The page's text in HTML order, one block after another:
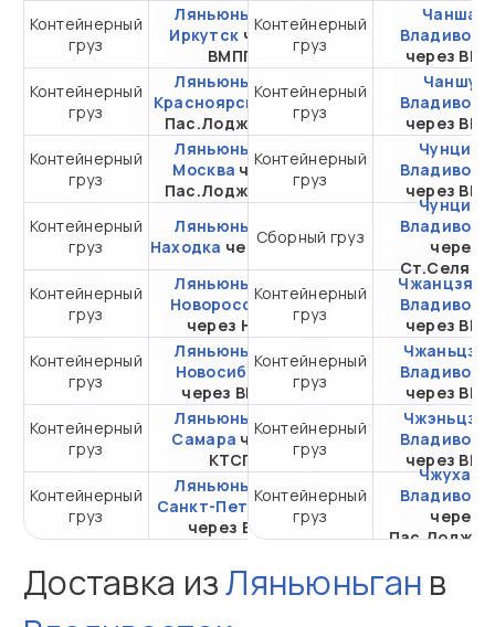
Контейнерный
груз
Ляньюньган -
Иркутск через
ВМПП
от 280 212,50 ₽ за
20DC
Контейнерный
груз
Ляньюньган -
Красноярскчерез
Пас.Лоджистик
от 314 856,88 ₽ за
20DC
Контейнерный
груз
Ляньюньган -
Москва через
Пас.Лоджистик
от 392 439,93 ₽ за
20DC
Контейнерный
груз
Ляньюньган -
Находка через ВСК
от 182 025,88 ₽ за
Контейнерный
груз
Ляньюньган -
Новороссийск
через НЛЭ
от 345 163,30 ₽ за
20DC
Контейнерный
груз
Ляньюньган -
Новосибирск
через ВМКТ
от 328 388,88 ₽ за
20DC
Контейнерный
груз
Ляньюньган -
Самара через
КТСП
от 609 180 ₽ за
20DC
Контейнерный
груз
Ляньюньган -
Санкт-Петербург
через ВСК
от 333 815,88 ₽ за
Контейнерный
груз
Чанша -
через
Контейнерный
груз
Чаншу -
через
Контейнерный
груз
Чунцин -
через
Сборный груз
Чунцин -
через
Контейнерный
груз
через
Контейнерный
груз
через
Контейнерный
груз
через
Контейнерный
груз
Чжухай -
через
Доставка изЛяньюньган в